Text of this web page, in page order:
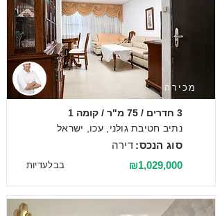
מכירה
3 חדרים / 75 מ"ר / קומה 1
נתיב חטיבת גולני, עכו, ישראל
דירה סוג הנכס:
בבלעדיות ₪1,029,000